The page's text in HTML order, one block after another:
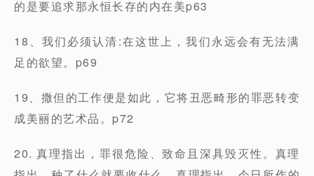
的是要追求那永恒长存的内在美p63
18、我们必须认清:在这世上，我们永远会有无法满
足的欲望。p69
19、撒但的工作便是如此，它将丑恶畸形的罪恶转变
成美丽的艺术品。p72
20. 真理指出，罪很危险、致命且深具毁灭性。真理